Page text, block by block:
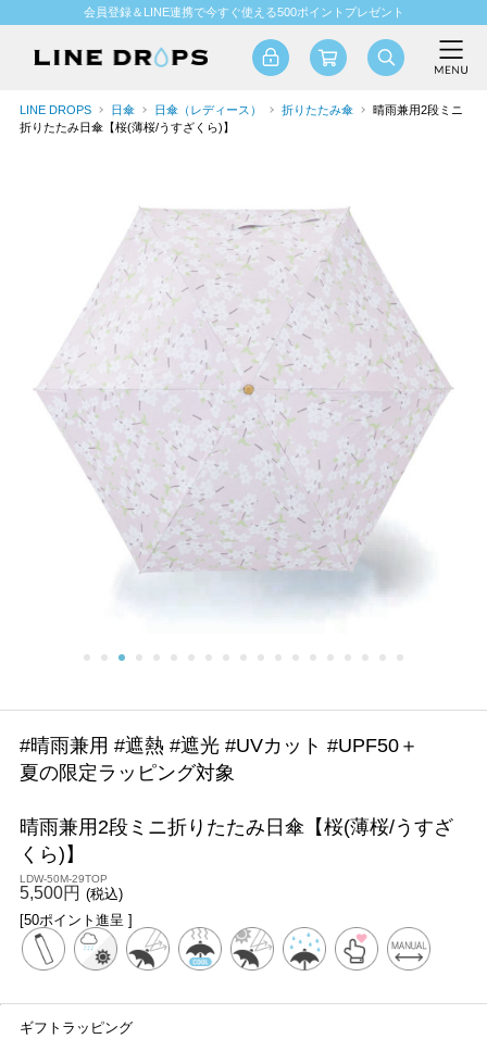
会員登録＆LINE連携で今すぐ使える500ポイントプレゼント
LINE DROPS 日傘 日傘（レディース） 折りたたみ傘
晴雨兼用2段ミニ
折りたたみ日傘【桜(薄桜/うすざくら)】
#晴雨兼用 #遮熱 #遮光 #UVカット #UPF50＋
夏の限定ラッピング対象
晴雨兼用2段ミニ折りたたみ日傘【桜(薄桜/うすざ
くら)】
LDW-50M-29TOP
5,500円 (税込)
[50ポイント進呈 ]
ギフトラッピング